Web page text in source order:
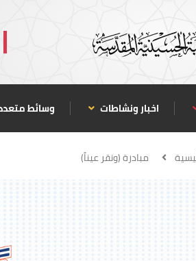
اخبار ونشاطات وسائط
مبادرة (ونقر عيناً)